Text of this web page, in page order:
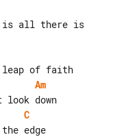
is all there is
Am
C